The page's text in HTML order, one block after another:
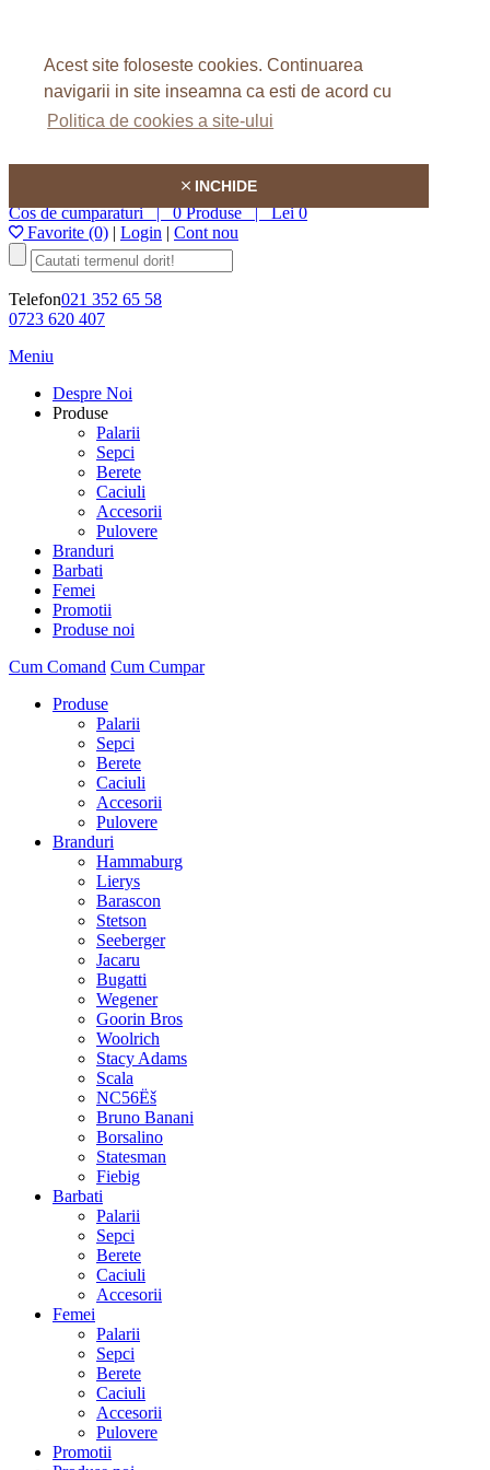
Acest site foloseste cookies. Continuarea
navigarii in site inseamna ca esti de acord cu
Politica de cookies a site-ului
INCHIDE
FAQ
Articole
Contact
Hatson
Cos de cumparaturi |0 Produse|Lei 0
Favorite (0) | Login | Cont nou
Telefon021 352 65 58
0723 620 407
Meniu
Despre Noi
Produse
Palarii
Sepci
Berete
Caciuli
Accesorii
Pulovere
Branduri
Barbati
Femei
Promotii
Produse noi
Cum Comand Cum Cumpar
Produse
Palarii
Sepci
Berete
Caciuli
Accesorii
Pulovere
Branduri
Hammaburg
Lierys
Barascon
Stetson
Seeberger
Jacaru
Bugatti
Wegener
Goorin Bros
Woolrich
Stacy Adams
Scala
NC56Ëš
Bruno Banani
Borsalino
Statesman
Fiebig
Barbati
Palarii
Sepci
Berete
Caciuli
Accesorii
Femei
Palarii
Sepci
Berete
Caciuli
Accesorii
Pulovere
Promotii